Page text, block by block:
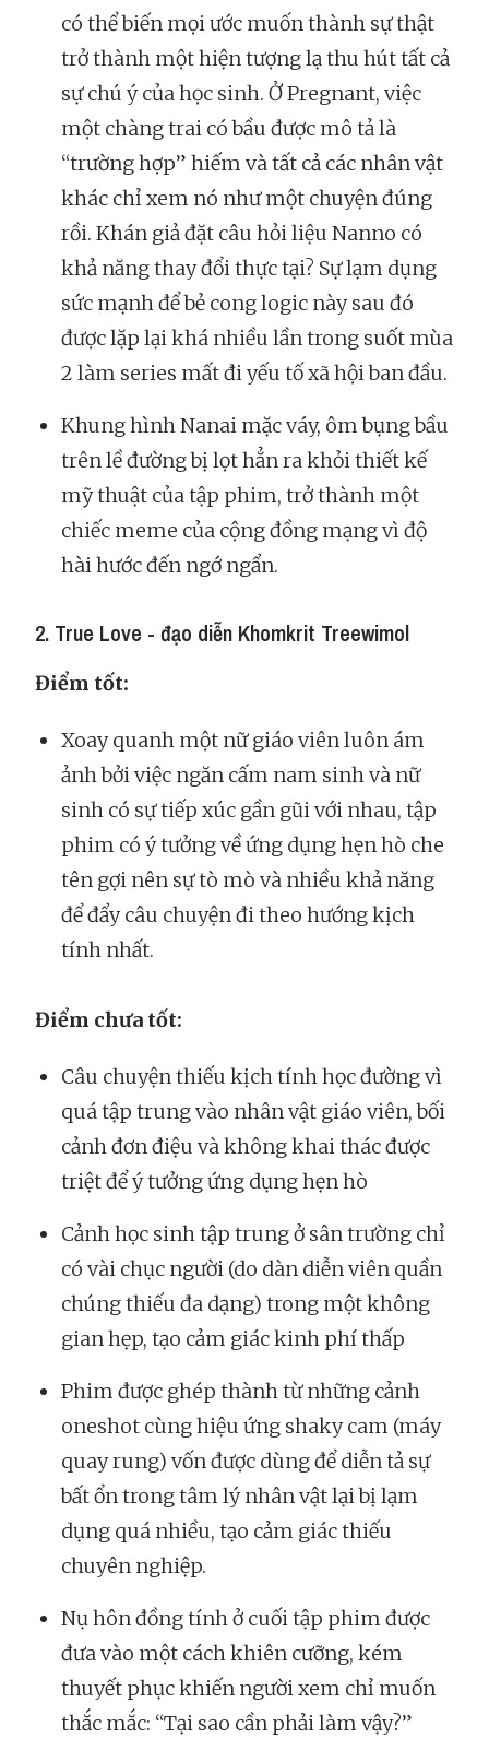
có thể biến mọi ước muốn thành sự thật
trở thành một hiện tượng lạ thu hút tất cả
sự chú ý của học sinh. Ở Pregnant, việc
một chàng trai có bầu được mô tả là
“trường hợp” hiếm và tất cả các nhân vật
khác chỉ xem nó như một chuyện đúng
rồi. Khán giả đặt câu hỏi liệu Nanno có
khả năng thay đổi thực tại? Sự lạm dụng
sức mạnh để bẻ cong logic này sau đó
được lặp lại khá nhiều lần trong suốt mùa
2 làm series mất đi yếu tố xã hội ban đầu.
Khung hình Nanai mặc váy, ôm bụng bầu
trên lề đường bị lọt hẳn ra khỏi thiết kế
mỹ thuật của tập phim, trở thành một
chiếc meme của cộng đồng mạng vì độ
hài hước đến ngớ ngẩn.
2. True Love - đạo diễn Khomkrit Treewimol
Điểm tốt:
Xoay quanh một nữ giáo viên luôn ám
ảnh bởi việc ngăn cấm nam sinh và nữ
sinh có sự tiếp xúc gần gũi với nhau, tập
phim có ý tưởng về ứng dụng hẹn hò che
tên gợi nên sự tò mò và nhiều khả năng
để đẩy câu chuyện đi theo hướng kịch
tính nhất.
Điểm chưa tốt:
Câu chuyện thiếu kịch tính học đường vì
quá tập trung vào nhân vật giáo viên, bối
cảnh đơn điệu và không khai thác được
triệt để ý tưởng ứng dụng hẹn hò
Cảnh học sinh tập trung ở sân trường chỉ
có vài chục người (do dàn diễn viên quần
chúng thiếu đa dạng) trong một không
gian hẹp, tạo cảm giác kinh phí thấp
Phim được ghép thành từ những cảnh
oneshot cùng hiệu ứng shaky cam (máy
quay rung) vốn được dùng để diễn tả sự
bất ổn trong tâm lý nhân vật lại bị lạm
dụng quá nhiều, tạo cảm giác thiếu
chuyên nghiệp.
Nụ hôn đồng tính ở cuối tập phim được
đưa vào một cách khiên cưỡng, kém
thuyết phục khiến người xem chỉ muốn
thắc mắc: “Tại sao cần phải làm vậy?”